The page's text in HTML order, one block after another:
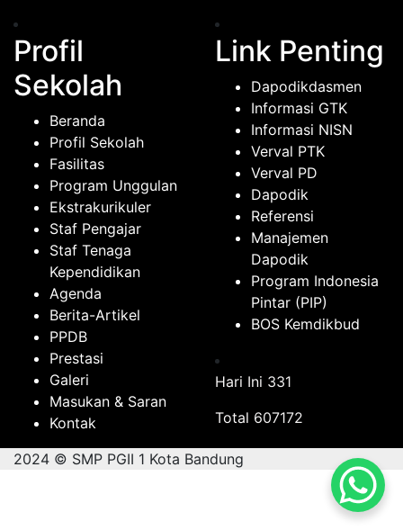
Profil
Sekolah
Beranda
Profil Sekolah
Fasilitas
Program Unggulan
Ekstrakurikuler
Staf Pengajar
Staf Tenaga
Kependidikan
Agenda
Berita-Artikel
PPDB
Prestasi
Galeri
Masukan & Saran
Kontak
Link Penting
Dapodikdasmen
Informasi GTK
Informasi NISN
Verval PTK
Verval PD
Dapodik
Referensi
Manajemen
Dapodik
Program Indonesia
Pintar (PIP)
BOS Kemdikbud
Hari Ini 331
Total 607172
2024 © SMP PGII 1 Kota Bandung